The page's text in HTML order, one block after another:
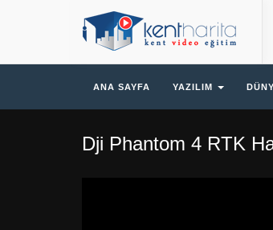
ANA SAYFA YAZILIM
Dji Phantom 4 RTK